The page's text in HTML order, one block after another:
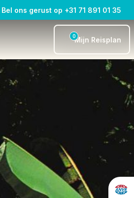
Bel ons gerust op +31 71 891 01 35
0Mijn Reisplan